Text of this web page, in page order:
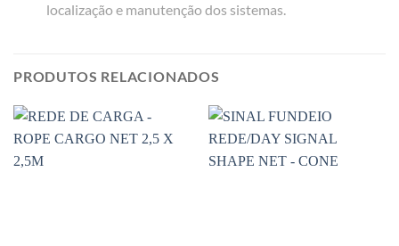
localização e manutenção dos sistemas.
PRODUTOS RELACIONADOS